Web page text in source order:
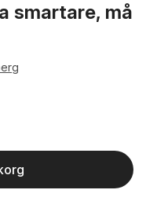
smartare, må